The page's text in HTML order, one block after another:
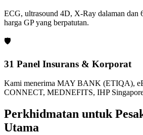
ECG, ultrasound 4D, X-Ray dalaman dan
harga GP yang berpatutan.
🛡️
31 Panel Insurans & Korporat
Kami menerima MAY BANK (ETIQA),
CONNECT, MEDNEFITS, IHP
Perkhidmatan untuk
Utama